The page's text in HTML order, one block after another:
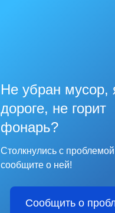
Не убран мусор,
дороге, не горит
фонарь?
Столкнулись с
сообщите о ней!
Сообщить о